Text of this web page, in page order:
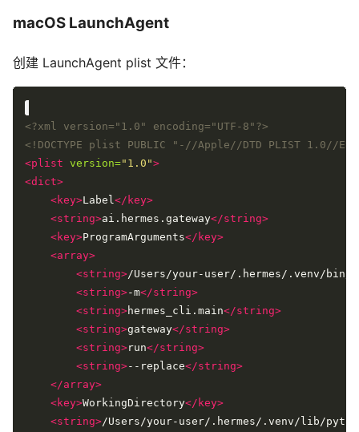
macOS LaunchAgent
创建 LaunchAgent plist 文件：
<?xml version="1.0" encoding="UTF-8"?>
<!DOCTYPE plist PUBLIC "-//Apple//DTD PLIST 1.0//
<plist version="1.0">
<dict>
<key>Label </key>
<string>ai.hermes.gateway</string>
<key>ProgramArguments</key>
<array>
<string>/Users/your-user/.hermes/.venv/bin/
<string>-m</string>
<string>hermes_cli.main</string>
<string>gateway</string>
<string>run</string>
<string>--replace</string>
</array>
<key>WorkingDirectory</key>
<string>/Users/your-user/.hermes/.venv/lib/